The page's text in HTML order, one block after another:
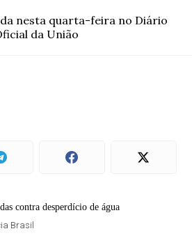
nesta quarta-feira no Diário
da União
Brasil